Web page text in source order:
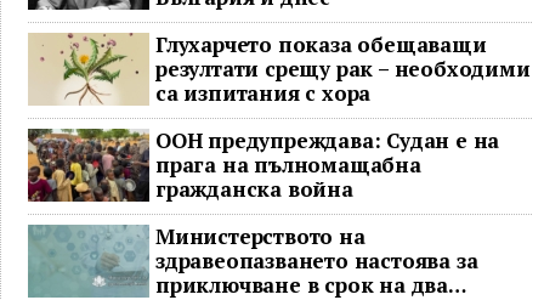
Глухарчето показа обещаващи
резултати срещу рак – необходими
са изпитания с хора
ООН предупреждава: Судан е на
прага на пълномащабна
гражданска война
Министерството на
здравеопазването настоява за
приключване в срок на два